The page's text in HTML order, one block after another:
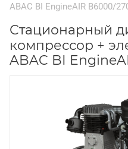
ABAC BI EngineAIR B6000/
Стационарный
компрессор +
ABAC BI